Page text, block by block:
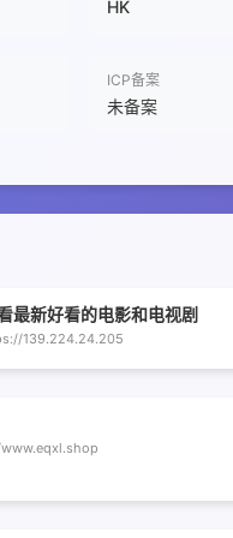
HK
ICP备案
未备案
最新好看的电影和电视剧
139.224.24.205